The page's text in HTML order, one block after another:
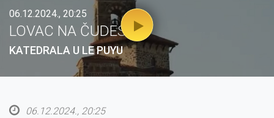
06.12.2024., 20:25
LOVAC NA ČUDESA
KATEDRALA U LE PUYU
06.12.2024., 20:25